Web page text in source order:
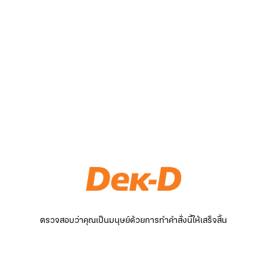
ตรวจสอบว่าคุณเป็นมนุษย์ด้วยการทำคำสั่งนี้ให้เสร็จสิ้น